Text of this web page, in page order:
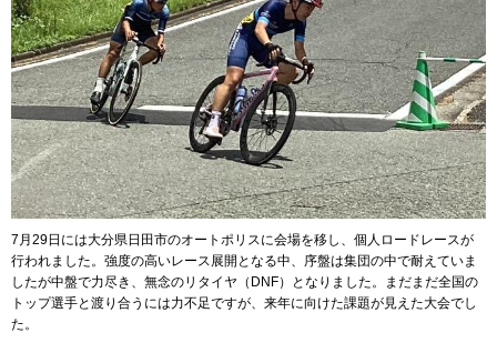
7月29日には大分県日田市のオートポリスに会場を移し、個人ロードレースが
行われました。強度の高いレース展開となる中、序盤は集団の中で耐えていま
したが中盤で力尽き、無念のリタイヤ（DNF）となりました。まだまだ全国の
トップ選手と渡り合うには力不足ですが、来年に向けた課題が見えた大会でし
た。